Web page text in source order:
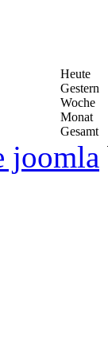
Heute
Gestern
Woche
Monat
Gesamt
joomla